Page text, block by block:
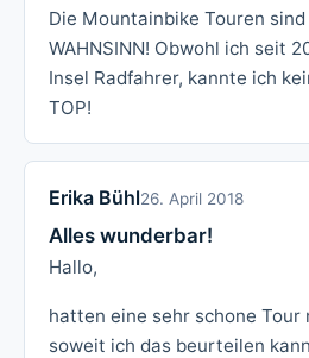
Die Mountainbike Touren
WAHNSINN! Obwohl ich seit
Insel Radfahrer, kannte ich
TOP!
Erika Bühl26. April 2018
Alles wunderbar!
Hallo,
hatten eine sehr schone Tour
soweit ich das beurteilen